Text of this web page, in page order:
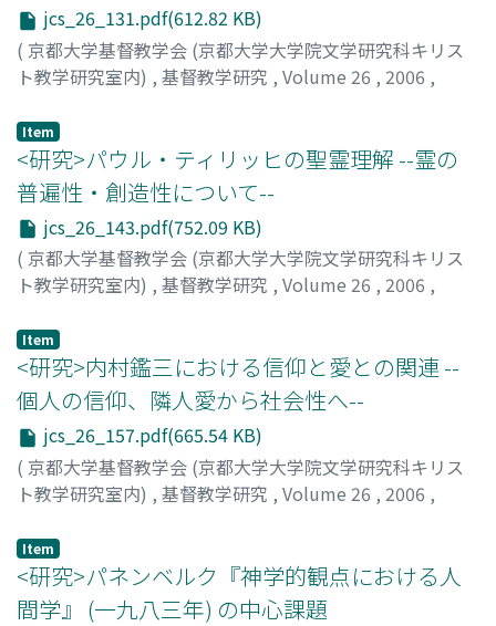
jcs_26_131.pdf(612.82 KB)
( 京都大学基督教学会 (京都大学大学院文学研究科キリス
ト教学研究室内) , 基督教学研究 , Volume 26 , 2006 ,
今出, 敏彦
Item
<研究>パウル・ティリッヒの聖霊理解 --霊の
普遍性・創造性について--
jcs_26_143.pdf(752.09 KB)
( 京都大学基督教学会 (京都大学大学院文学研究科キリス
ト教学研究室内) , 基督教学研究 , Volume 26 , 2006 ,
鬼頭, 葉子
Item
<研究>内村鑑三における信仰と愛との関連 --
個人の信仰、隣人愛から社会性へ--
jcs_26_157.pdf(665.54 KB)
( 京都大学基督教学会 (京都大学大学院文学研究科キリス
ト教学研究室内) , 基督教学研究 , Volume 26 , 2006 ,
岩野, 祐介
Item
<研究>パネンベルク『神学的観点における人
間学』 (一九八三年) の中心課題